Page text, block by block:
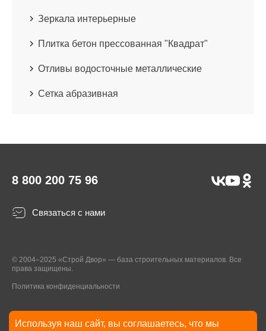
Используя наш сайт, вы соглашаетесь, что мы
Зеркала интерьерные
Плитка бетон прессованная "Квадрат"
Отливы водосточные металлические
Сетка абразивная
8 800 200 75 96
Связаться с нами
© 2004–2025 «Строй Двор» — база строительных материалов. Все
права защищены.
Политика конфиденциальности